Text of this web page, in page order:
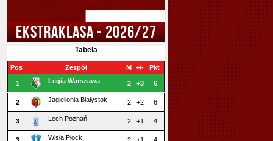
EKSTRAKLASA - 2026/27
Tabela
Pos Zespół M +/- Pkt
1 Legia Warszawa 2 +3 6
2 Jagiellonia Białystok 2 +2 6
3 Lech Poznań 2 +1 4
3 Wisła Płock 2 +1 4